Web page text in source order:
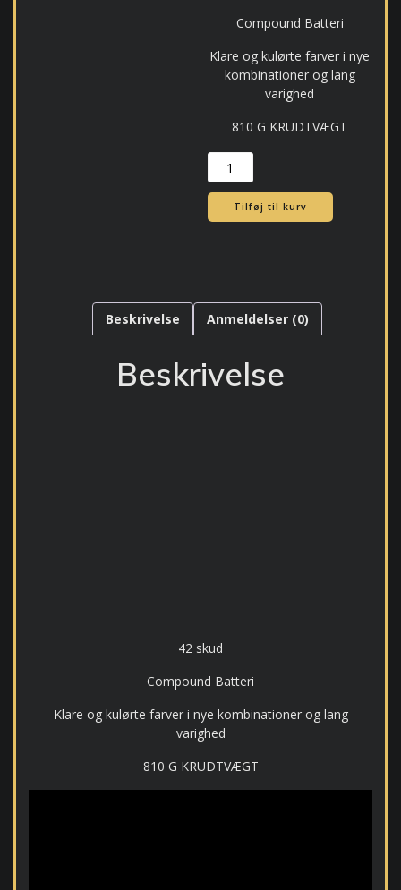
Compound Batteri
Klare og kulørte farver i nye
kombinationer og lang
varighed
810 G KRUDTVÆGT
165
Mangu
antal
Tilføj til kurv
Beskrivelse Anmeldelser (0)
Beskrivelse
42 skud
Compound Batteri
Klare og kulørte farver i nye kombinationer og lang
varighed
810 G KRUDTVÆGT